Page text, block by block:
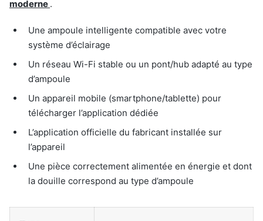
moderne .
Une ampoule intelligente compatible avec votre
système d’éclairage
Un réseau Wi-Fi stable ou un pont/hub adapté au type
d’ampoule
Un appareil mobile (smartphone/tablette) pour
télécharger l’application dédiée
L’application officielle du fabricant installée sur
l’appareil
Une pièce correctement alimentée en énergie et dont
la douille correspond au type d’ampoule